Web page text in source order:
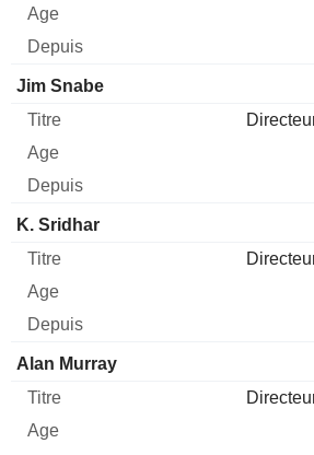
Jim Snabe
K. Sridhar
Alan Murray